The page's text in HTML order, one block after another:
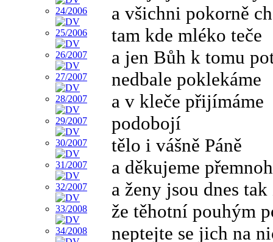
a všichni pokorně
tam kde mléko teče
a jen Bůh k tomu
nedbale poklekáme
a v kleče přijímáme
podobojí
tělo i vášně Páně
a děkujeme
a ženy jsou dnes tak
že těhotní pouhým
neptejte se jich na